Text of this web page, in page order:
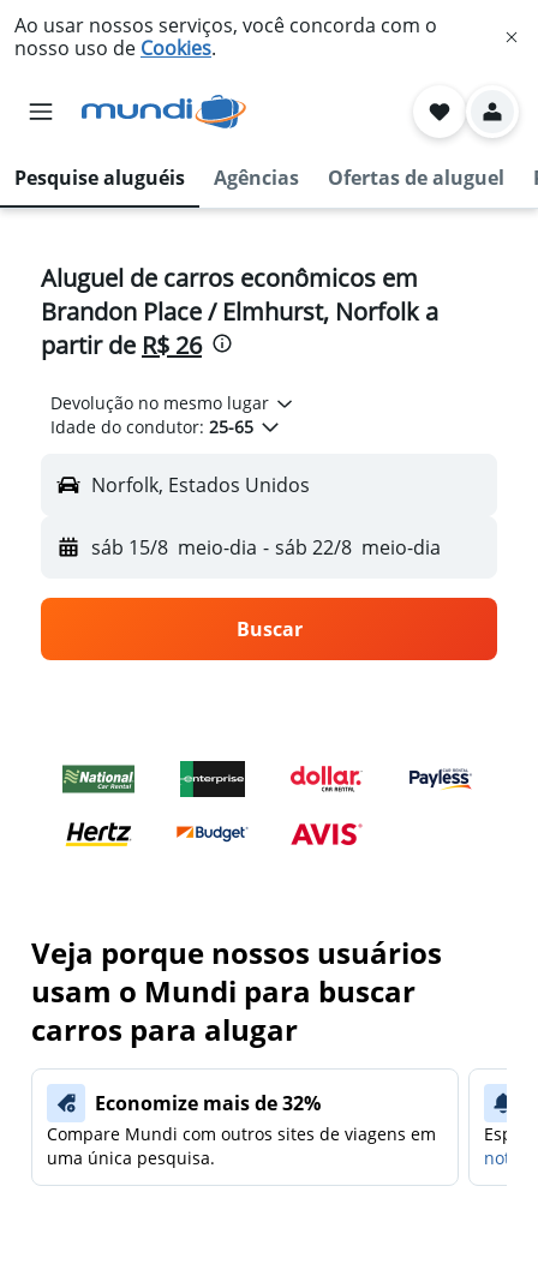
Ao usar nossos serviços, você concorda com o
nosso uso de Cookies.
Pesquise aluguéis Agências Ofertas de aluguel
Aluguel de carros econômicos em
Brandon Place / Elmhurst, Norfolk a
partir de R$ 26
Devolução no mesmo lugar
Idade do condutor: 25-65
Norfolk, Estados Unidos
sáb 15/8 meio-dia - sáb 22/8 meio-dia
Buscar
Veja porque nossos usuários
usam o Mundi para buscar
carros para alugar
Economize mais de 32%
Compare Mundi com outros sites de viagens em
uma única pesquisa.